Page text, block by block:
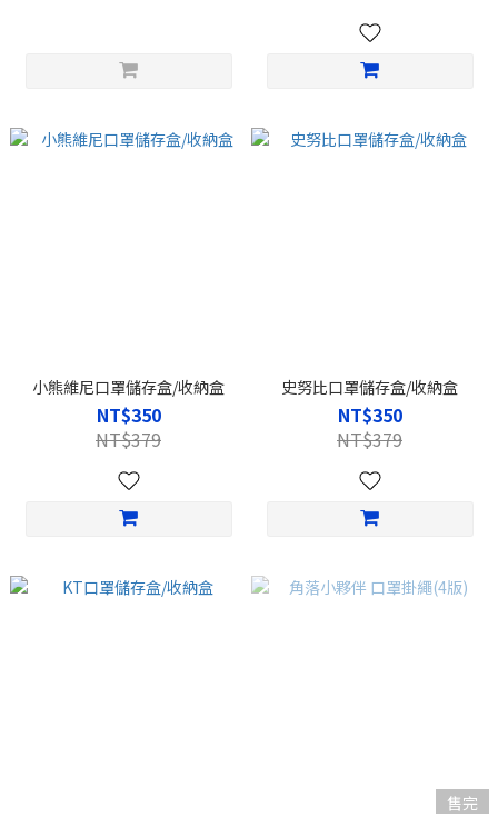
小熊維尼口罩儲存盒/收納盒
NT$350
NT$379
史努比口罩儲存盒/收納盒
NT$350
NT$379
售完